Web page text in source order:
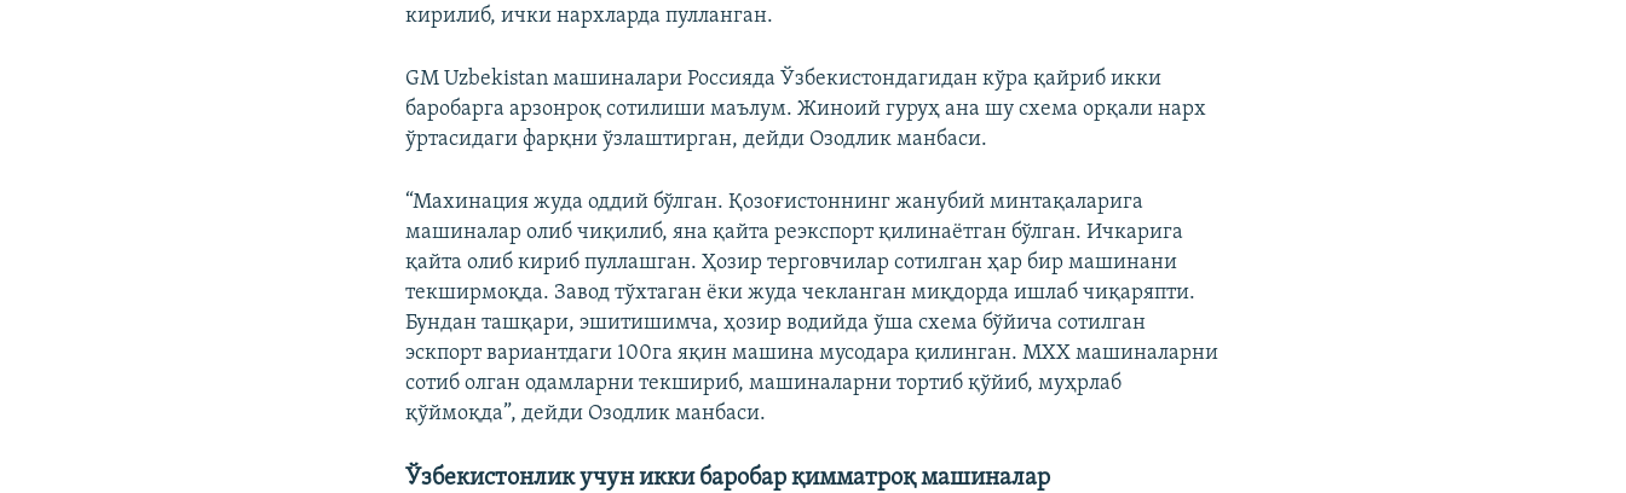
кирилиб, ички нархларда пулланган.
GM Uzbekistan машиналари Россияда Ўзбекистондагидан кўра қайриб икки
баробарга арзонроқ сотилиши маълум. Жиноий гуруҳ ана шу схема орқали нарх
ўртасидаги фарқни ўзлаштирган, дейди Озодлик манбаси.
“Махинация жуда оддий бўлган. Қозоғистоннинг жанубий минтақаларига
машиналар олиб чиқилиб, яна қайта реэкспорт қилинаётган бўлган. Ичкарига
қайта олиб кириб пуллашган. Ҳозир терговчилар сотилган ҳар бир машинани
текширмоқда. Завод тўхтаган ёки жуда чекланган миқдорда ишлаб чиқаряпти.
Бундан ташқари, эшитишимча, ҳозир водийда ўша схема бўйича сотилган
эскпорт вариантдаги 100га яқин машина мусодара қилинган. МХХ машиналарни
сотиб олган одамларни текшириб, машиналарни тортиб қўйиб, муҳрлаб
қўймоқда”, дейди Озодлик манбаси.
Ўзбекистонлик учун икки баробар қимматроқ машиналар